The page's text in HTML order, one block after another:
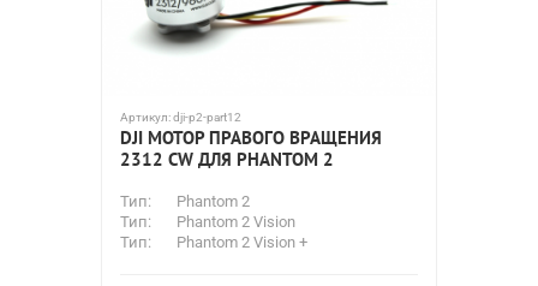
Артикул:dji-p2-part12
DJI МОТОР ПРАВОГО ВРАЩЕНИЯ
2312 CW ДЛЯ PHANTOM 2
Тип:
Phantom 2
Тип:
Phantom 2 Vision
Тип:
Phantom 2 Vision +